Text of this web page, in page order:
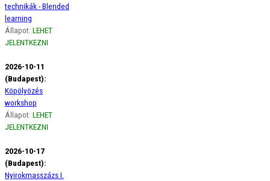
technikák - Blended
learning
Állapot: LEHET
JELENTKEZNI
2026-10-11
(Budapest):
Köpölyözés
workshop
Állapot: LEHET
JELENTKEZNI
2026-10-17
(Budapest):
Nyirokmasszázs I.